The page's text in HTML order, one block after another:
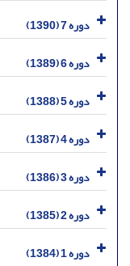
دوره 7 (1390)
دوره 6 (1389)
دوره 5 (1388)
دوره 4 (1387)
دوره 3 (1386)
دوره 2 (1385)
دوره 1 (1384)